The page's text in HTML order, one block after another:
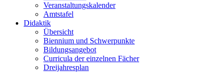
Veranstaltungskalender
Amtstafel
Didaktik
Übersicht
Biennium und Schwerpunkte
Bildungsangebot
Curricula der einzelnen Fächer
Dreijahresplan